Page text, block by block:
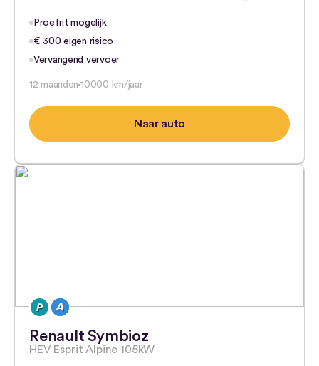
Proefrit mogelijk
€ 300 eigen risico
Vervangend vervoer
12 maanden 10000 km/jaar
Naar auto
Renault Symbioz
HEV Esprit Alpine 105kW